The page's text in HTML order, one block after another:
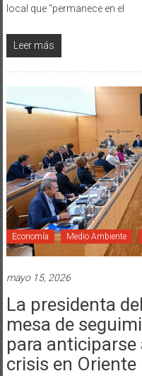
local que “permanece en el
Leer más
Economía Medio Ambiente
mayo 15, 2026
La presidenta
mesa de
para
crisis en Oriente